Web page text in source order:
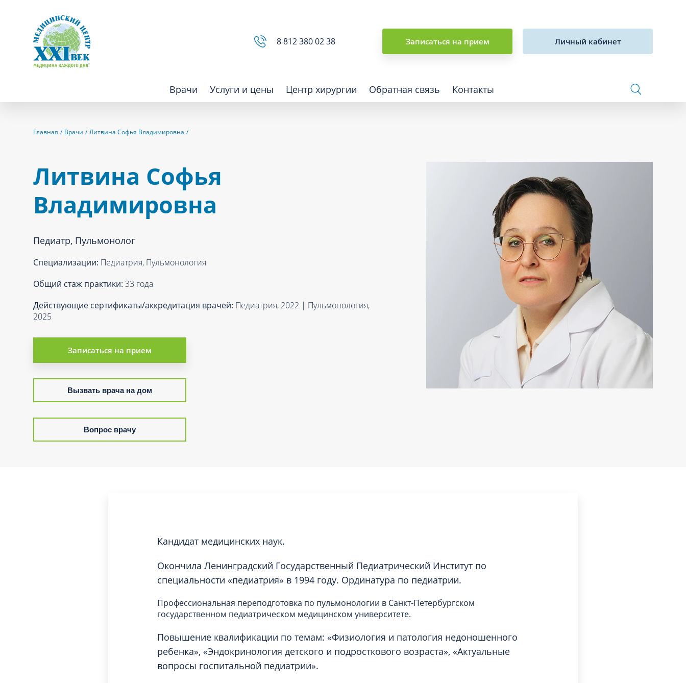
8 812 380 02 38 Записаться на прием Личный кабинет
Врачи Услуги и цены
Аллергология
Анестезиология
Аритмология
Венерология
Гастроэнтерология
Гематология
Гирудотерапия
Диетология
Иммунология
Инфекционные заболевания
Косметология
Лечебная физкультура после травм и
Медицинский педикюр и маникюр
Сестринские процедуры и манипуляции
Сосудистая хирургия и флебология
Стоматология
Сурдология
Терапия
Торакальная хирургия
Травматологическая реабилитация и
спортивная медицина
Травматология
Трихология
Ультразвуковая и функциональная
диагностика
Урология
Физиотерапия
Фониатрия
Хирургия
Центр хирургии Обратная связь Контакты
Главная Врачи Литвина Софья Владимировна
Литвина Софья
Владимировна
Педиатр, Пульмонолог
Специализации: Педиатрия, Пульмонология
Общий стаж практики: 33 года
Действующие сертификаты/аккредитация врачей: Педиатрия, 2022 | Пульмонология,
2025
Записаться на прием
Вызвать врача на дом
Вопрос врачу
Кандидат медицинских наук.
Окончила Ленинградский Государственный Педиатрический Институт по
специальности «педиатрия» в 1994 году. Ординатура по педиатрии.
Профессиональная переподготовка по пульмонологии в Санкт-Петербургском
государственном педиатрическом медицинском университете.
Повышение квалификации по темам: «Физиология и патология недоношенного
ребенка», «Эндокринология детского и подросткового возраста», «Актуальные
вопросы госпитальной педиатрии».